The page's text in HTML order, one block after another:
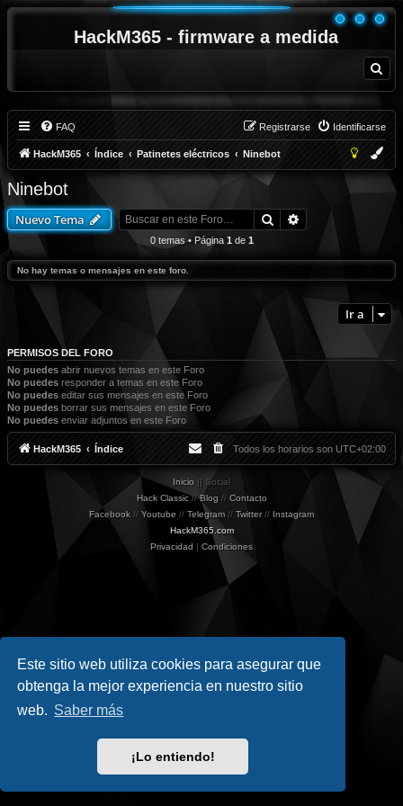
Este sitio web utiliza cookies para asegurar que
obtenga la mejor experiencia en nuestro sitio
web. Saber más
¡Lo entiendo!
HackM365 - firmware a medida
u
FAQ Identificarse
Registrarse
HackM365 Índice Patinetes eléctricos Ninebot
Ninebot
Nuevo Tema Buscar
0 temas • Página 1 de 1
No hay temas o mensajes en este foro.
Ir a
PERMISOS DEL FORO
No puedes abrir nuevos temas en este Foro
No puedes responder a temas en este Foro
No puedes editar sus mensajes en este Foro
No puedes borrar sus mensajes en este Foro
No puedes enviar adjuntos en este Foro
HackM365 Índice Todos los horarios son UTC+02:00
Inicio || Social
Hack Classic//Blog // Contacto
Facebook // Youtube // Telegram // Twitter// Instagram
HackM365.com
Privacidad | Condiciones